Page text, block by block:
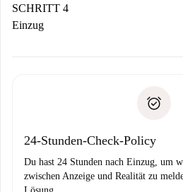
stellen den Kontakt her.
Wenn der Vermieter ablehnen
SCHRITT 4
Einzug
24-Stunden-Check-Policy
Du hast 24 Stunden nach Einzug, um
zwischen Anzeige und Realität zu